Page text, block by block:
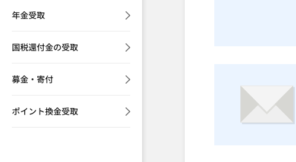
年金受取
国税還付金の受取
募金・寄付
ポイント換金受取